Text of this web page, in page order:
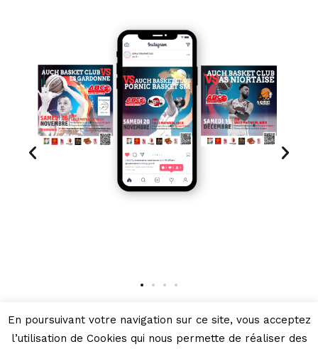
En poursuivant votre navigation sur ce site, vous acceptez
l’utilisation de Cookies qui nous permette de réaliser des